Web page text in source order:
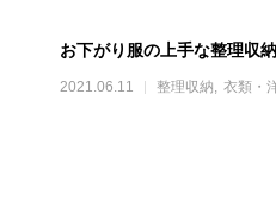
お下がり服の上手な整理収
2021.06.11 整理収納 衣類・